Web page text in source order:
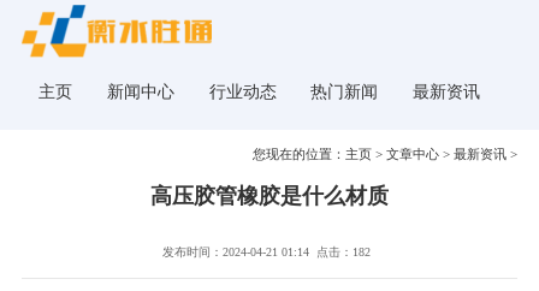
主页 新闻中心 行业动态 热门新闻 最新资讯
您现在的位置：主页 >文章中心 >最新资讯 >
高压胶管橡胶是什么材质
发布时间：2024-04-21 01:14 点击：182